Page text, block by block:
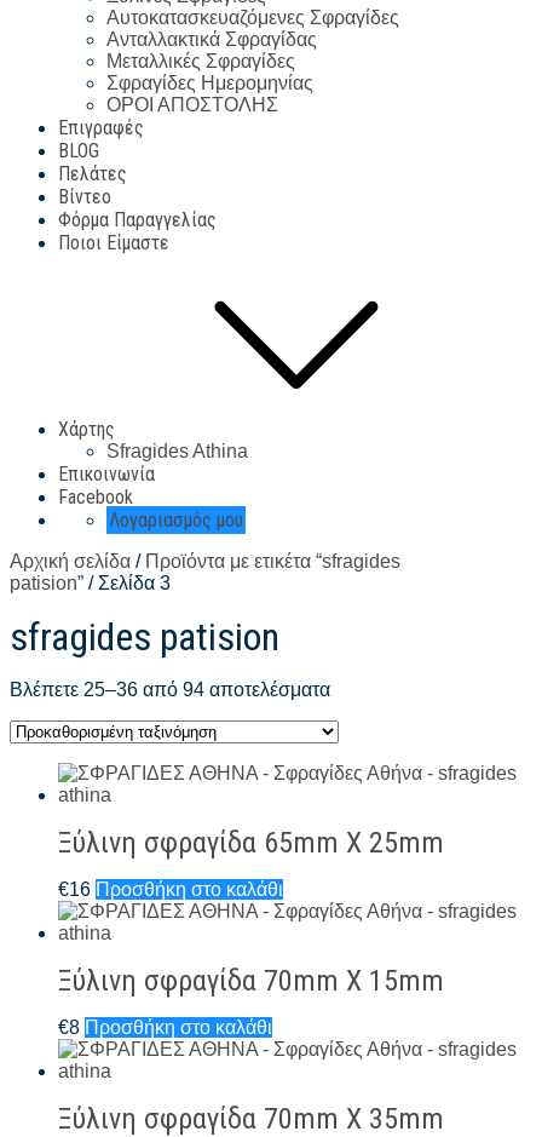
Αυτοκατασκευαζόμενες Σφραγίδες
Ανταλλακτικά Σφραγίδας
Μεταλλικές Σφραγίδες
Σφραγίδες Ημερομηνίας
ΟΡΟΙ ΑΠΟΣΤΟΛΗΣ
Επιγραφές
BLOG
Πελάτες
Βίντεο
Φόρμα Παραγγελίας
Ποιοι Είμαστε
Χάρτης
Sfragides Athina
Επικοινωνία
Facebook
Λογαριασμός μου
Αρχική σελίδα / Προϊόντα με ετικέτα “sfragides
patision” / Σελίδα 3
sfragides patision
Βλέπετε 25–36 από 94 αποτελέσματα
Ξύλινη σφραγίδα 65mm X 25mm
€16 Προσθήκη στο καλάθι
Ξύλινη σφραγίδα 70mm X 15mm
€8 Προσθήκη στο καλάθι
Ξύλινη σφραγίδα 70mm X 35mm